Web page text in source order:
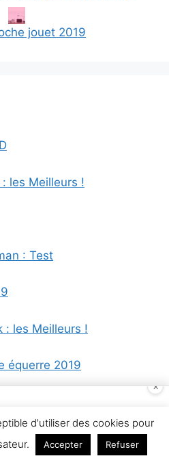
jouet 2019
les Meilleurs !
: Test
: les Meilleurs !
équerre 2019
xiaomi 2019
d'utiliser des cookies pour
Accepter Refuser
×
Chevet LED
Télécommande,
Voir l'offre